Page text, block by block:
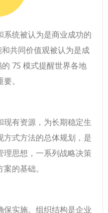
统被认为是商业成功的
共同价值观被认为是成
7S 模式提醒世界各地
。
有资源，为长期稳定生
式方法的总体规划，是
理思想，一系列战略决策
的基础。
实施。组织结构是企业